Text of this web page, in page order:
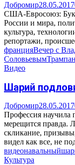
Добромир28.05.2017
США-Евросоюз:
России и мира,
культура,
репортажи,
францияВечер с
СоловьевымТрамп
Видео
Шарий
Добромир28.05.2017
Профессия научила
мерещится правда.
скликание,
видел как все, не
видеонавальный
Культура